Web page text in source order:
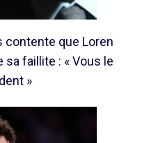
contente que Loren
sa faillite : « Vous le
»